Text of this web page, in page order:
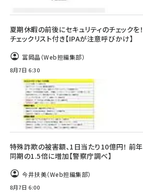
夏期休暇の前後にセキュリティのチェックを！
チェックリスト付き【IPAが注意呼びかけ】
冨岡晶（Web担編集部）
8月7日 6:30
特殊詐欺の被害額、1日当たり10億円！ 前年
同期の1.5倍に増加【警察庁調べ】
今井扶美（Web担編集部）
8月7日 6:00